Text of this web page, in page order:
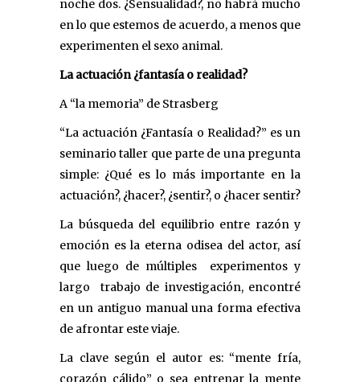
noche dos. ¿Sensualidad?, no habrá mucho
en lo que estemos de acuerdo, a menos que
experimenten el sexo animal.
La actuación ¿fantasía o realidad?
A “la memoria” de Strasberg
“La actuación ¿Fantasía o Realidad?” es un
seminario taller que parte de una pregunta
simple: ¿Qué es lo más importante en la
actuación?, ¿hacer?, ¿sentir?, o ¿hacer sentir?
La búsqueda del equilibrio entre razón y
emoción es la eterna odisea del actor, así
que luego de múltiples experimentos y
largo trabajo de investigación, encontré
en un antiguo manual una forma efectiva
de afrontar este viaje.
La clave según el autor es: “mente fría,
corazón cálido” o sea entrenar la mente